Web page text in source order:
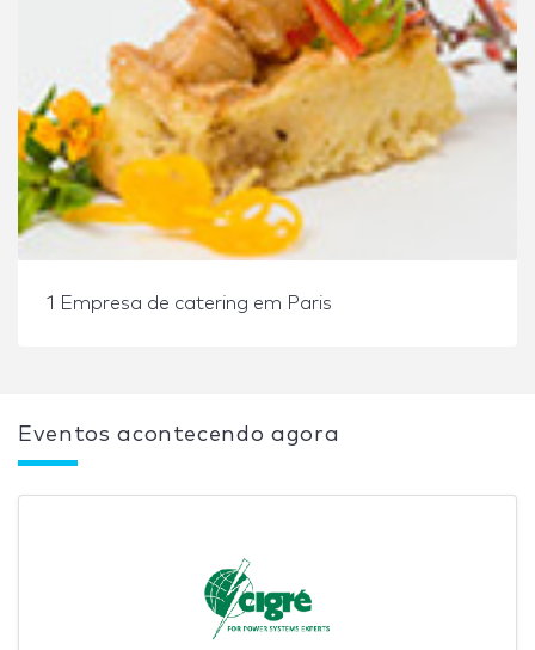
1 Empresa de catering em Paris
Eventos acontecendo agora